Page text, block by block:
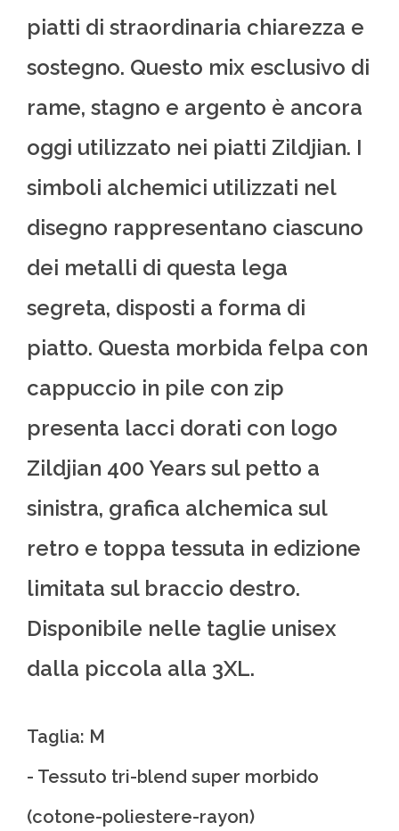
piatti di straordinaria chiarezza e
sostegno. Questo mix esclusivo di
rame, stagno e argento è ancora
oggi utilizzato nei piatti Zildjian. I
simboli alchemici utilizzati nel
disegno rappresentano ciascuno
dei metalli di questa lega
segreta, disposti a forma di
piatto. Questa morbida felpa con
cappuccio in pile con zip
presenta lacci dorati con logo
Zildjian 400 Years sul petto a
sinistra, grafica alchemica sul
retro e toppa tessuta in edizione
limitata sul braccio destro.
Disponibile nelle taglie unisex
dalla piccola alla 3XL.
Taglia: M
- Tessuto tri-blend super morbido
(cotone-poliestere-rayon)